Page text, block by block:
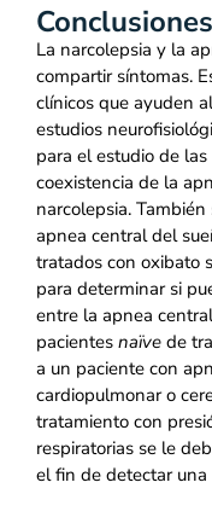
Conclusiones
La narcolepsia y la
compartir síntomas.
clínicos que ayuden
estudios
para el estudio de
coexistencia de la
narcolepsia.
apnea central del
tratados con oxibato
para determinar si
entre la apnea
pacientes naïve de
a un paciente con
cardiopulmonar o
tratamiento con
respiratorias se le
el fin de detectar